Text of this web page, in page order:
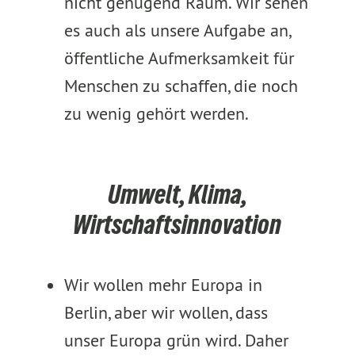
es auch als unsere Aufgabe an,
öffentliche Aufmerksamkeit für
Menschen zu schaffen, die noch
zu wenig gehört werden.
Umwelt, Klima,
Wirtschaftsinnovation
Wir wollen mehr Europa in
Berlin, aber wir wollen, dass
unser Europa grün wird. Daher